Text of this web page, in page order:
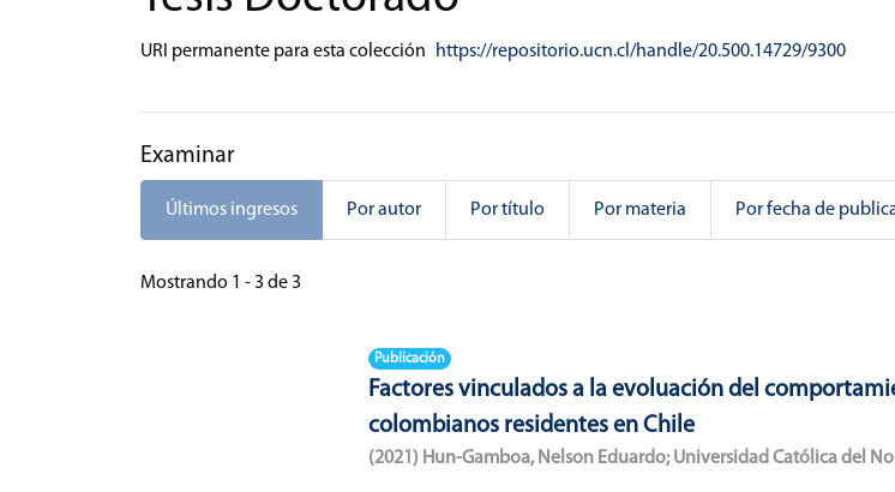
URI permanente para esta colección https://repositorio.ucn.cl/handle/20.500.14729/9300
Examinar
Últimos ingresos Por autor Por título Por materia Por fecha de
Últimos ingresos
Mostrando 1 - 3 de 3
Publicación
Factores vinculados a la evoluación del
colombianos residentes en Chile
(2021 ) Hun-Gamboa, Nelson Eduardo;Universidad Católica del